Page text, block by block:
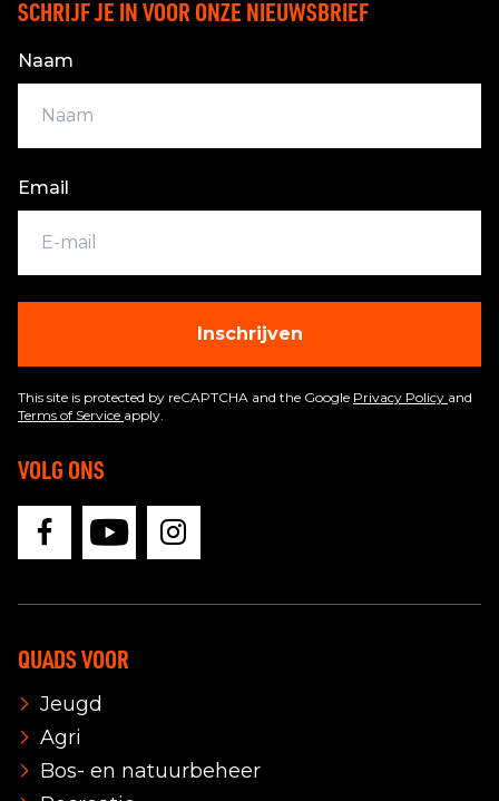
SCHRIJF JE IN VOOR ONZE NIEUWSBRIEF
Naam
Email
Inschrijven
This site is protected by reCAPTCHA and the Google Privacy Policy and
Terms of Service apply.
VOLG ONS
QUADS VOOR
Jeugd
Agri
Bos- en natuurbeheer